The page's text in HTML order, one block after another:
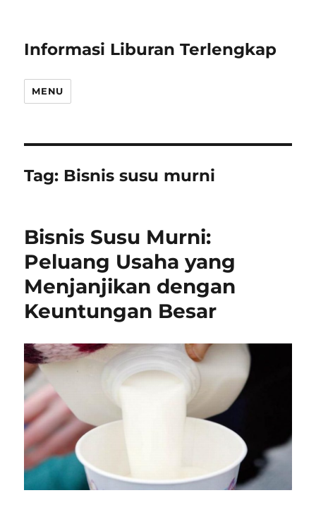
Informasi Liburan Terlengkap
MENU
Tag: Bisnis susu murni
Bisnis Susu Murni:
Peluang Usaha yang
Menjanjikan dengan
Keuntungan Besar